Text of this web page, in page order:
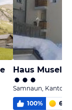
Haus Musella
Samnaun, Kanton
100% 6,0